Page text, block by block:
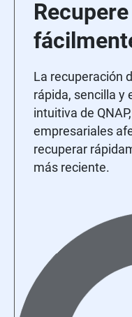
La recuperación
rápida, sencilla y
intuitiva de
empresariales
recuperar
más reciente.